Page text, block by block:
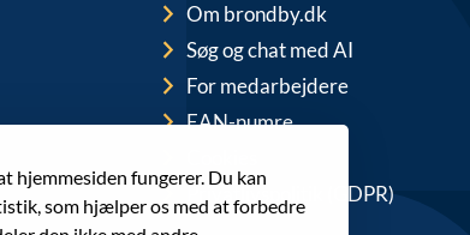
hjemmesiden fungerer. Du kan
som hjælper os med at forbedre
Om brondby.dk
Søg og chat med AI
For medarbejdere
EAN-numre
Privatlivspolitik (GDPR)